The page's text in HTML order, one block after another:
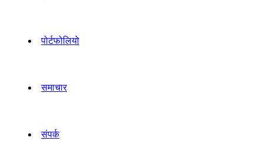
पोर्टफोलियो
समाचार
संपर्क